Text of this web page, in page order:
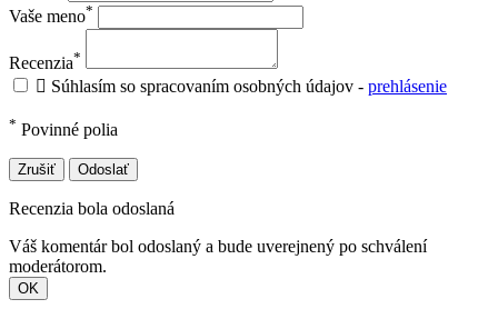
Vaše meno*
Recenzia*
 Súhlasím so spracovaním osobných údajov - prehlásenie
* Povinné polia
Zrušiť Odoslať
Recenzia bola odoslaná
Váš komentár bol odoslaný a bude uverejnený po schválení
moderátorom.
OK